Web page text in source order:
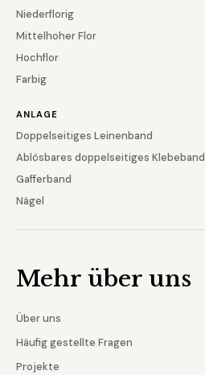
Niederflorig
Mittelhoher Flor
Hochflor
Farbig
ANLAGE
Doppelseitiges Leinenband
Ablösbares doppelseitiges Klebeband
Gafferband
Nägel
Mehr über uns
Über uns
Häufig gestellte Fragen
Projekte